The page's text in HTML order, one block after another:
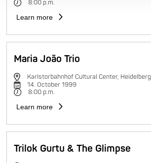
8:00 p.m.
Learn more
Maria João Trio
Karlstorbahnhof Cultural Center, Heidelberg
14. October 1999
8:00 p.m.
Learn more
Trilok Gurtu & The Glimpse